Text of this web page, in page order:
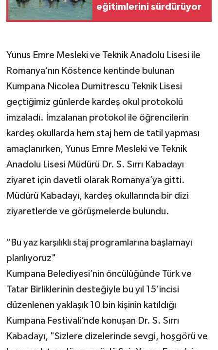
eğitimlerini sürdürüyor
Yunus Emre Mesleki ve Teknik Anadolu Lisesi ile
Romanya’nın Köstence kentinde bulunan
Kumpana Nicolea Dumitrescu Teknik Lisesi
geçtiğimiz günlerde kardeş okul protokolü
imzaladı. İmzalanan protokol ile öğrencilerin
kardeş okullarda hem staj hem de tatil yapması
amaçlanırken, Yunus Emre Mesleki ve Teknik
Anadolu Lisesi Müdürü Dr. S. Sırrı Kabadayı
ziyaret için davetli olarak Romanya’ya gitti.
Müdürü Kabadayı, kardeş okullarında bir dizi
ziyaretlerde ve görüşmelerde bulundu.
"Bu yaz karşılıklı staj programlarına başlamayı
planlıyoruz"
Kumpana Belediyesi’nin öncülüğünde Türk ve
Tatar Birliklerinin desteğiyle bu yıl 15’incisi
düzenlenen yaklaşık 10 bin kişinin katıldığı
Kumpana Festivali’nde konuşan Dr. S. Sırrı
Kabadayı, "Sizlere dizelerinde sevgi, hoşgörü ve